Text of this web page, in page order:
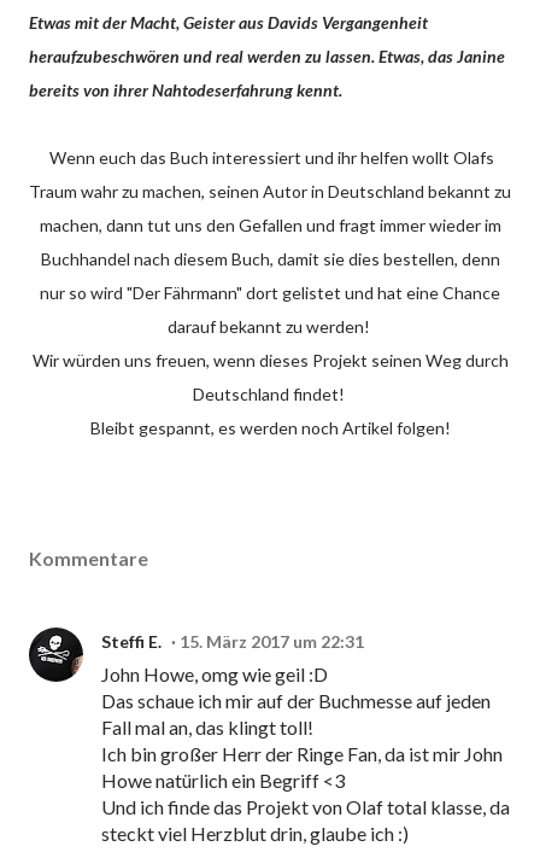
Etwas mit der Macht, Geister aus Davids Vergangenheit
heraufzubeschwören und real werden zu lassen. Etwas, das Janine
bereits von ihrer Nahtodeserfahrung kennt.
Wenn euch das Buch interessiert und ihr helfen wollt Olafs
Traum wahr zu machen, seinen Autor in Deutschland bekannt zu
machen, dann tut uns den Gefallen und fragt immer wieder im
Buchhandel nach diesem Buch, damit sie dies bestellen, denn
nur so wird "Der Fährmann" dort gelistet und hat eine Chance
darauf bekannt zu werden!
Wir würden uns freuen, wenn dieses Projekt seinen Weg durch
Deutschland findet!
Bleibt gespannt, es werden noch Artikel folgen!
Kommentare
Steffi E. 15. März 2017 um 22:31
John Howe, omg wie geil :D
Das schaue ich mir auf der Buchmesse auf jeden
Fall mal an, das klingt toll!
Ich bin großer Herr der Ringe Fan, da ist mir John
Howe natürlich ein Begriff <3
Und ich finde das Projekt von Olaf total klasse, da
steckt viel Herzblut drin, glaube ich :)